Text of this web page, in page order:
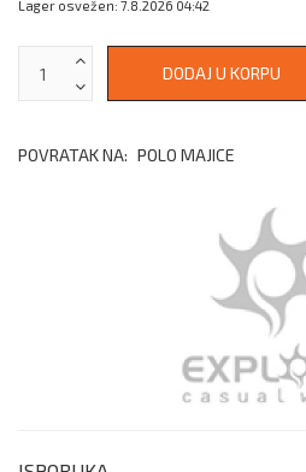
Lager osvežen: 7.8.2026 04:42
POVRATAK NA: POLO MAJICE